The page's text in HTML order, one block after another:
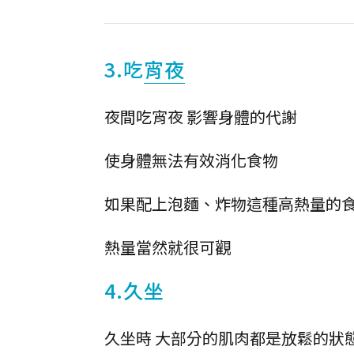
3.吃宵夜
夜間吃宵夜 影響身體的代謝
使身體無法有效消化食物
如果配上泡麵、炸物這種高熱量的
熱量當然就很可觀
4.久坐
久坐時 大部分的肌肉都是放鬆的狀